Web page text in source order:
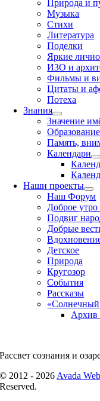
Природа и
Музыка
Стихи
Литература
Поделки
Яркие
ИЗО и
Фильмы и
Цитаты и
Потеха
Знания
Значение
Образование
Память,
Календари
Наши проекты
Наш Форум
Доброе утро
Подвиг
Добрые
Детское
Природа
Кругозор
События
Рассказы
«Солнечный
Архив
Рассвет сознания и
© 2012 - 2026 Avada
Reserved.